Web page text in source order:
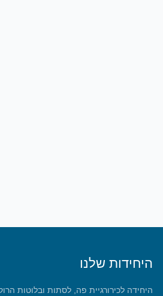
היחידות שלנו
היחידה לכירורגיית פה, לסתות ובלוטות